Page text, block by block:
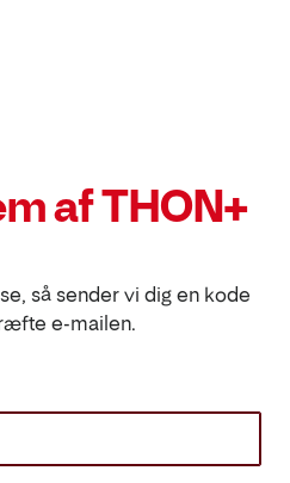
af THON+
så sender vi dig en kode
e-mailen.